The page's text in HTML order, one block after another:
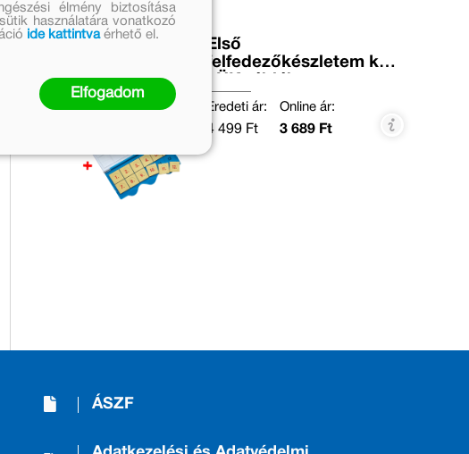
Első
felfedezőkészletem kék
Eredeti ár:
4 499 Ft
Online ár:
3 689 Ft
ÁSZF
élmény biztosítása
használatára vonatkozó
ide kattintvaérhető el.
Elfogadom